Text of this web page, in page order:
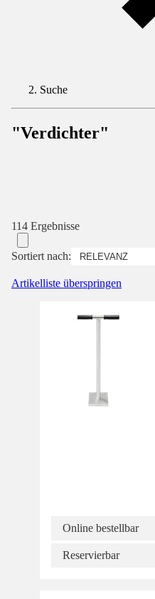
Suche
"Verdichter"
114 Ergebnisse
Sortiert nach:
Artikelliste überspringen
Online bestellbar
Reservierbar